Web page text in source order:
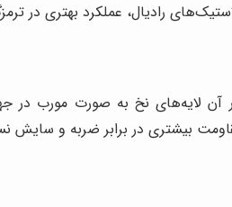
رادیال، عملکرد بهتری در
لایه‌های نخ به صورت مورب در
بیشتری در برابر ضربه و سایش